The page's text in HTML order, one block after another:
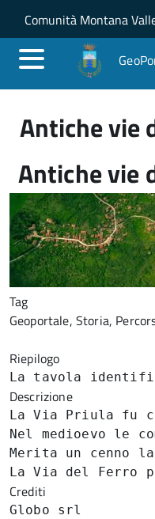
Salta al
Skip to site
Comunità Montana
Antiche vie
Antiche vie
Tag
Geoportale, Storia,
Riepilogo
La tavola
Descrizione
La Via Priula fu
Nel medioevo le
Merita un cenno
La Via del Ferro
Crediti
Globo srl